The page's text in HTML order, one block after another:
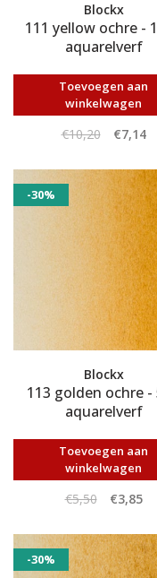
Blockx
111 yellow ochre -
aquarelverf
Toevoegen aan
winkelwagen
€10,20 €7,14
-30%
Blockx
113 golden ochre -
aquarelverf
Toevoegen aan
winkelwagen
€5,50 €3,85
-30%